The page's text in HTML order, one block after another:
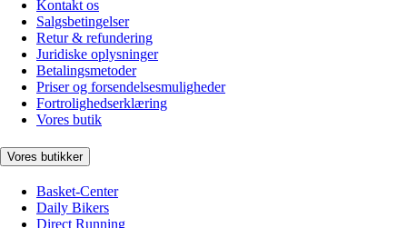
Kontakt os
Salgsbetingelser
Retur & refundering
Juridiske oplysninger
Betalingsmetoder
Priser og forsendelsesmuligheder
Fortrolighedserklæring
Vores butik
Vores butikker
Basket-Center
Daily Bikers
Direct Running